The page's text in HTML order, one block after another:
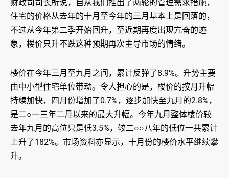
财政司司长所说，自从我们推出了两轮的管理需求措施，
住宅的价格从去年的十月至今年的三月基本上是回落的，
不过从今年第二季开始回升，至近期再度出现亢奋的迹
象，楼价只升不跌这种预期再次主导市场的情绪。
楼价在今年三月至九月之间，累计反弹了8.9%。升势主要
由中小型住宅单位带动。令人担心的是，楼价的按月升幅
持续加快，四月份增加了0.7%，逐步加快至九月的2.8%，
是二○一三年二月以来的最大升幅。今年九月整体楼价较
去年九月的高位只是低3.5%，较二○○八年的低位一共累计
上升了182%。市场资料亦显示，十月份的楼价水平继续攀
升。